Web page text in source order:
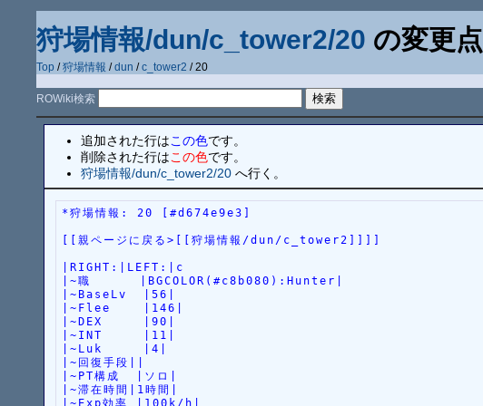
狩場情報/dun/c_tower2/20 の変更点
Top /狩場情報 /dun /c_tower2 / 20
ROWiki検索
追加された行はこの色です。
削除された行はこの色です。
狩場情報/dun/c_tower2/20へ行く。
*狩場情報: 20 [#d674e9e3]
[[親ページに戻る>[[狩場情報/dun/c_tower2]]]]
|RIGHT:|LEFT:|c
|~職      |BGCOLOR(#c8b080):Hunter|
|~BaseLv  |56|
|~Flee    |146|
|~DEX     |90|
|~INT     |11|
|~Luk     |4|
|~回復手段||
|~PT構成  |ソロ|
|~滞在時間|1時間|
|~Exp効率 |100k/h|